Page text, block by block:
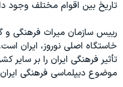
تاریخ بین اقوام مختلف وجود
رییس سازمان میراث فرهنگی و
خاستگاه اصلی نوروز، ایران
تأثیر فرهنگی ایران را بر
موضوع دیپلماسی فرهنگی